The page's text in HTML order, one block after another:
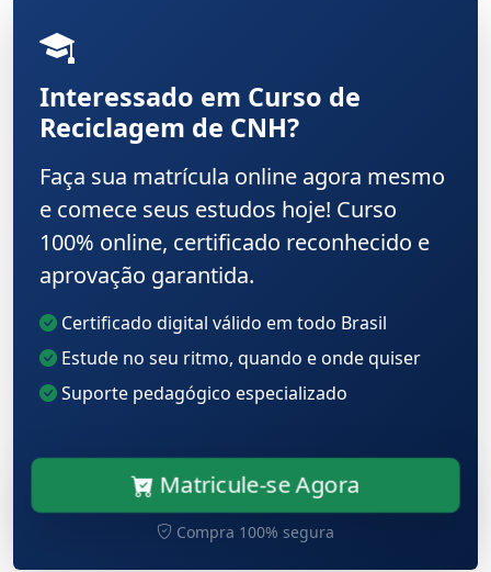
Interessado em Curso de
Reciclagem de CNH?
Faça sua matrícula online agora mesmo
e comece seus estudos hoje! Curso
100% online, certificado reconhecido e
aprovação garantida.
Certificado digital válido em todo Brasil
Estude no seu ritmo, quando e onde quiser
Suporte pedagógico especializado
Matricule-se Agora
Compra 100% segura